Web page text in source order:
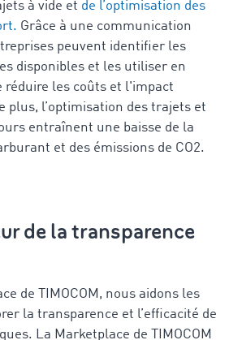
à vide et de l’optimisation des
Grâce à une communication
peuvent identifier les
disponibles et les utiliser en
réduire les coûts et l'impact
plus, l’optimisation des trajets et
entraînent une baisse de la
et des émissions de CO2.
de la transparence
de TIMOCOM, nous aidons les
la transparence et l’efficacité de
La Marketplace de TIMOCOM